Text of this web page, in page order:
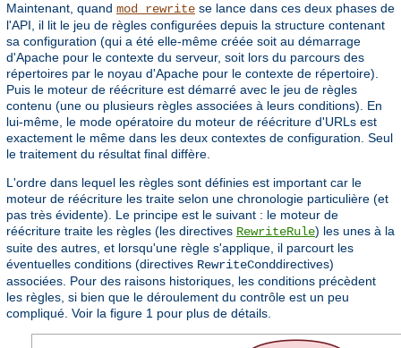
Maintenant, quand mod_rewrite se lance dans ces deux phases de
l'API, il lit le jeu de règles configurées depuis la structure contenant
sa configuration (qui a été elle-même créée soit au démarrage
d'Apache pour le contexte du serveur, soit lors du parcours des
répertoires par le noyau d'Apache pour le contexte de répertoire).
Puis le moteur de réécriture est démarré avec le jeu de règles
contenu (une ou plusieurs règles associées à leurs conditions). En
lui-même, le mode opératoire du moteur de réécriture d'URLs est
exactement le même dans les deux contextes de configuration. Seul
le traitement du résultat final diffère.
L'ordre dans lequel les règles sont définies est important car le
moteur de réécriture les traite selon une chronologie particulière (et
pas très évidente). Le principe est le suivant : le moteur de
réécriture traite les règles (les directives RewriteRule) les unes à la
suite des autres, et lorsqu'une règle s'applique, il parcourt les
éventuelles conditions (directives RewriteConddirectives)
associées. Pour des raisons historiques, les conditions précèdent
les règles, si bien que le déroulement du contrôle est un peu
compliqué. Voir la figure 1 pour plus de détails.